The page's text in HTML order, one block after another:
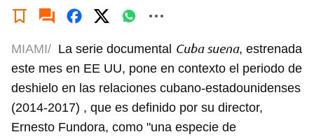
MIAMI/ La serie documental Cuba suena, estrenada
este mes en EE UU, pone en contexto el periodo de
deshielo en las relaciones cubano-estadounidenses
(2014-2017) , que es definido por su director,
Ernesto Fundora, como "una especie de